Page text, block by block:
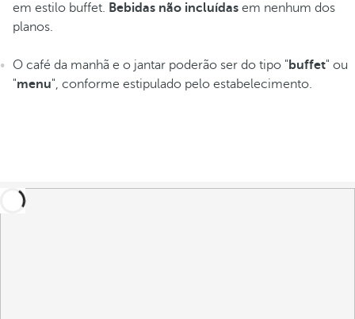
em estilo buffet. Bebidas não incluídas em nenhum dos
planos.
O café da manhã e o jantar poderão ser do tipo " buffet" ou
"menu", conforme estipulado pelo estabelecimento.